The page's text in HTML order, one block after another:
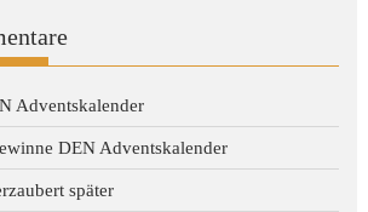
Adventskalender
DEN Adventskalender
später